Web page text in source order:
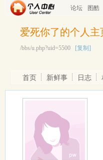
论坛 图酷
爱死你了的个人主
/bbs/u.php?uid=5500 [复制]
首页 新鲜事 日志